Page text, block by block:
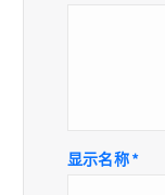
显示名称*